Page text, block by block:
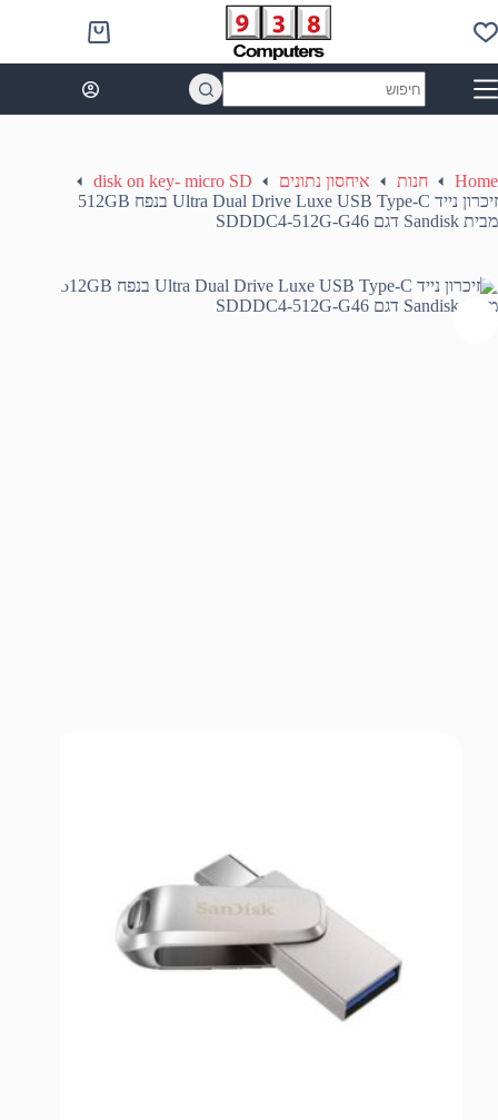
to
content
Shopping
cart
results
Home חנות איחסון נתונים
disk on key- micro SD
זיכרון נייד Ultra Dual Drive Luxe USB Type-C בנפח 512GB
מבית Sandisk דגם SDDDC4-512G-G46